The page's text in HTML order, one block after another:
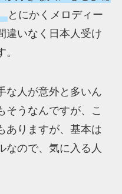
とにかくメロディー
違いなく日本人受け
な人が意外と多いん
そうなんですが、こ
ありますが、基本は
なので、気に入る人